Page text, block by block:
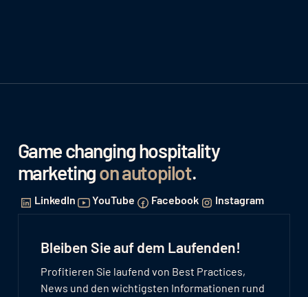
Game changing hospitality
marketingon autopilot.
LinkedIn YouTube Facebook Instagram
Bleiben Sie auf dem Laufenden!
Profitieren Sie laufend von Best Practices,
News und den wichtigsten Informationen rund